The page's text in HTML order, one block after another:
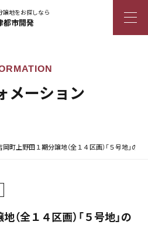
譲地をお探しなら
都市開発
メーション
岡町上野田１期分譲地（全１４区画）「５号地」の
（全１４区画）「５号地」の